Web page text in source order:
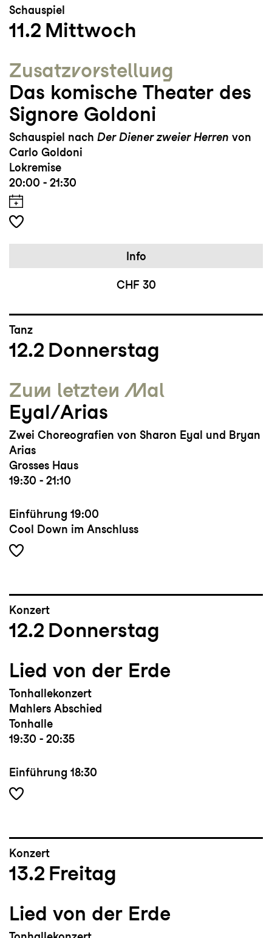
Schauspiel
11.2 Mittwoch
Zusatz­vorstellung
Das komische Theater des
Signore Goldoni
Schauspiel nach Der Diener zweier Herren von
Carlo Goldoni
Lokremise
20:00 - 21:30
Info
CHF 30
Tanz
12.2 Donnerstag
Zum letzten Mal
Eyal/Arias
Zwei Choreografien von Sharon Eyal und Bryan
Arias
Grosses Haus
19:30 - 21:10
Einführung 19:00
Cool Down im Anschluss
Konzert
12.2 Donnerstag
Lied von der Erde
Tonhallekonzert
Mahlers Abschied
Tonhalle
19:30 - 20:35
Einführung 18:30
Konzert
13.2 Freitag
Lied von der Erde